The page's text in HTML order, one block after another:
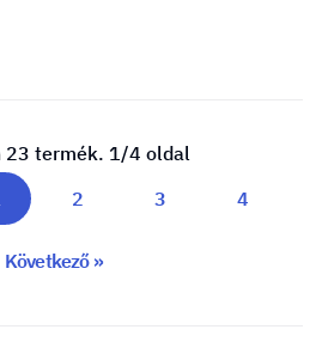
23 termék. 1/4 oldal
2 3 4
Következő »